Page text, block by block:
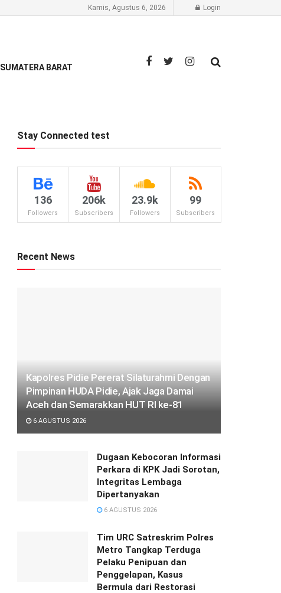
Kamis, Agustus 6, 2026 Login
SUMATERA BARAT
Stay Connected test
136
Followers
206k
Subscribers
23.9k
Followers
99
Subscribers
Recent News
‎‎Kapolres Pidie Pererat Silaturahmi Dengan
Pimpinan HUDA Pidie, Ajak Jaga Damai
Aceh dan Semarakkan HUT RI ke-81
6 AGUSTUS 2026
Dugaan Kebocoran Informasi
Perkara di KPK Jadi Sorotan,
Integritas Lembaga
Dipertanyakan
6 AGUSTUS 2026
Tim URC Satreskrim Polres
Metro Tangkap Terduga
Pelaku Penipuan dan
Penggelapan, Kasus
Bermula dari Restorasi